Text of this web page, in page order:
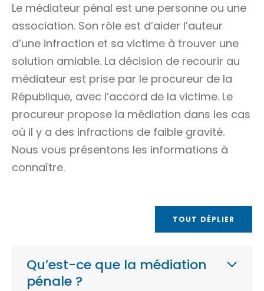
Le médiateur pénal est une personne ou une
association. Son rôle est d’aider l’auteur
d’une infraction et sa victime à trouver une
solution amiable. La décision de recourir au
médiateur est prise par le procureur de la
République, avec l’accord de la victime. Le
procureur propose la médiation dans les cas
où il y a des infractions de faible gravité.
Nous vous présentons les informations à
connaître.
TOUT DÉPLIER
Qu’est-ce que la médiation
pénale ?